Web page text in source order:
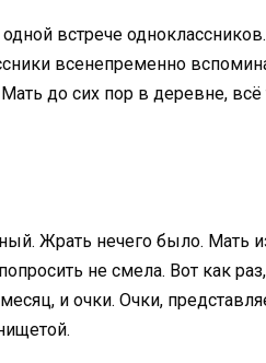
одной встрече
всенепременно
до сих пор в деревне, всё
Жрать нечего было. Мать
не смела. Вот как
и очки. Очки,